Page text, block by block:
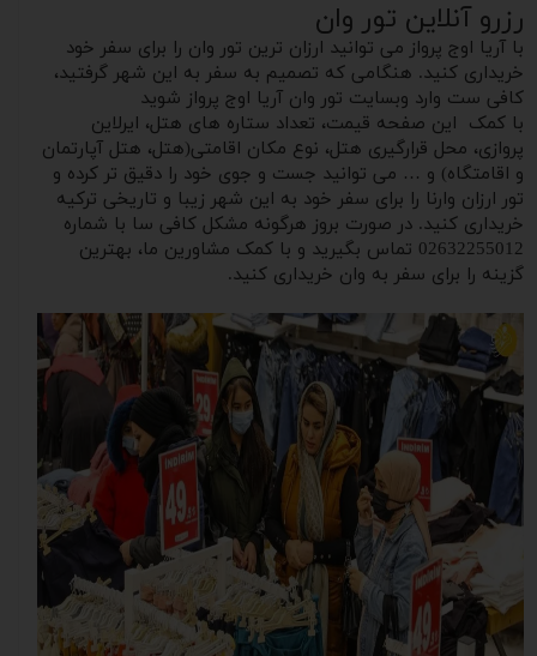
رزرو آنلاین تور وان
با آریا اوج پرواز می توانید ارزان ترین تور وان را برای سفر‌ خود
خریداری کنید. هنگامی که تصمیم به سفر به این شهر گرفتید،
کافی ست وارد وبسایت تور وان آریا اوج پرواز شوید
با کمک این صفحه قیمت، تعداد ستاره های هتل، ایرلاین
پروازی، محل قرارگیری هتل، نوع مکان اقامتی(هتل، هتل آپارتمان
و اقامتگاه) و … می توانید جست و‌ جوی خود را دقیق تر کرده و
تور ارزان وارنا را برای سفر خود به این شهر زیبا و تاریخی ترکیه
خریداری کنید. در صورت بروز هرگونه مشکل کافی سا با شماره
02632255012 تماس بگیرید و با کمک مشاورین ما، بهترین
گزینه را برای سفر به وان خریداری کنید.